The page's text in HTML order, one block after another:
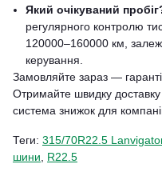
Який очікуваний
регулярного контролю
120000–160000 км,
керування.
Замовляйте зараз —
Отримайте швидку
система знижок для
Теги: 315/70R22.5
шини
R22.5